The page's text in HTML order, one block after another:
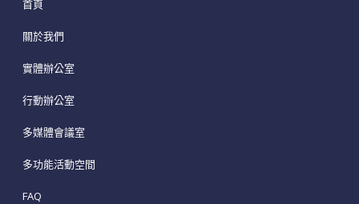
首頁
關於我們
實體辦公室
行動辦公室
多媒體會議室
多功能活動空間
FAQ